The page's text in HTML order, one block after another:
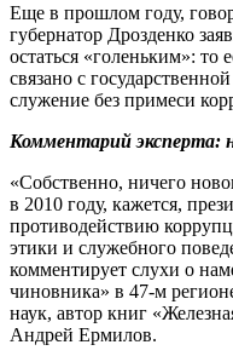
Еще в прошлом году,
губернатор Дрозденко
остаться «голеньким»: то
связано с
служение без примеси
Комментарий эксперта:
«Собственно, ничего
в 2010 году, кажется,
противодействию
этики и служебного
комментирует слухи о
чиновника» в 47-м
наук, автор книг
Андрей Ермилов.